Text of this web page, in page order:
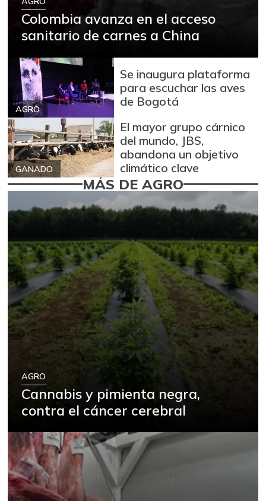
Colombia avanza en el acceso
sanitario de carnes a China
AGRO
Se inaugura plataforma
para escuchar las aves
de Bogotá
GANADO
El mayor grupo cárnico
del mundo, JBS,
abandona un objetivo
climático clave
MÁS DE AGRO
AGRO
Cannabis y pimienta negra,
contra el cáncer cerebral